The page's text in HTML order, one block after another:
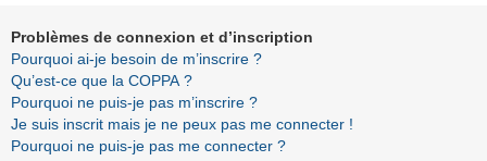
Problèmes de connexion et d’inscription
Pourquoi ai-je besoin de m’inscrire ?
Qu’est-ce que la COPPA ?
Pourquoi ne puis-je pas m’inscrire ?
Je suis inscrit mais je ne peux pas me connecter !
Pourquoi ne puis-je pas me connecter ?